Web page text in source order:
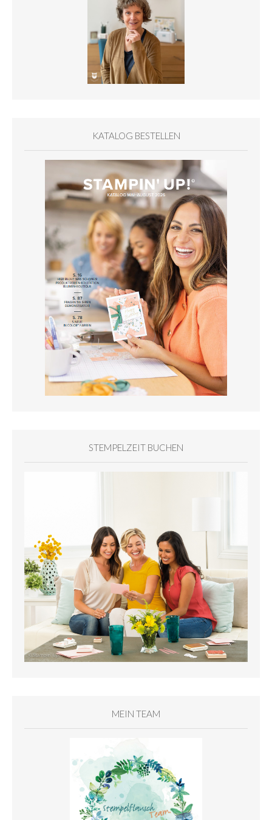
KATALOG BESTELLEN
STEMPELZEIT BUCHEN
MEIN TEAM